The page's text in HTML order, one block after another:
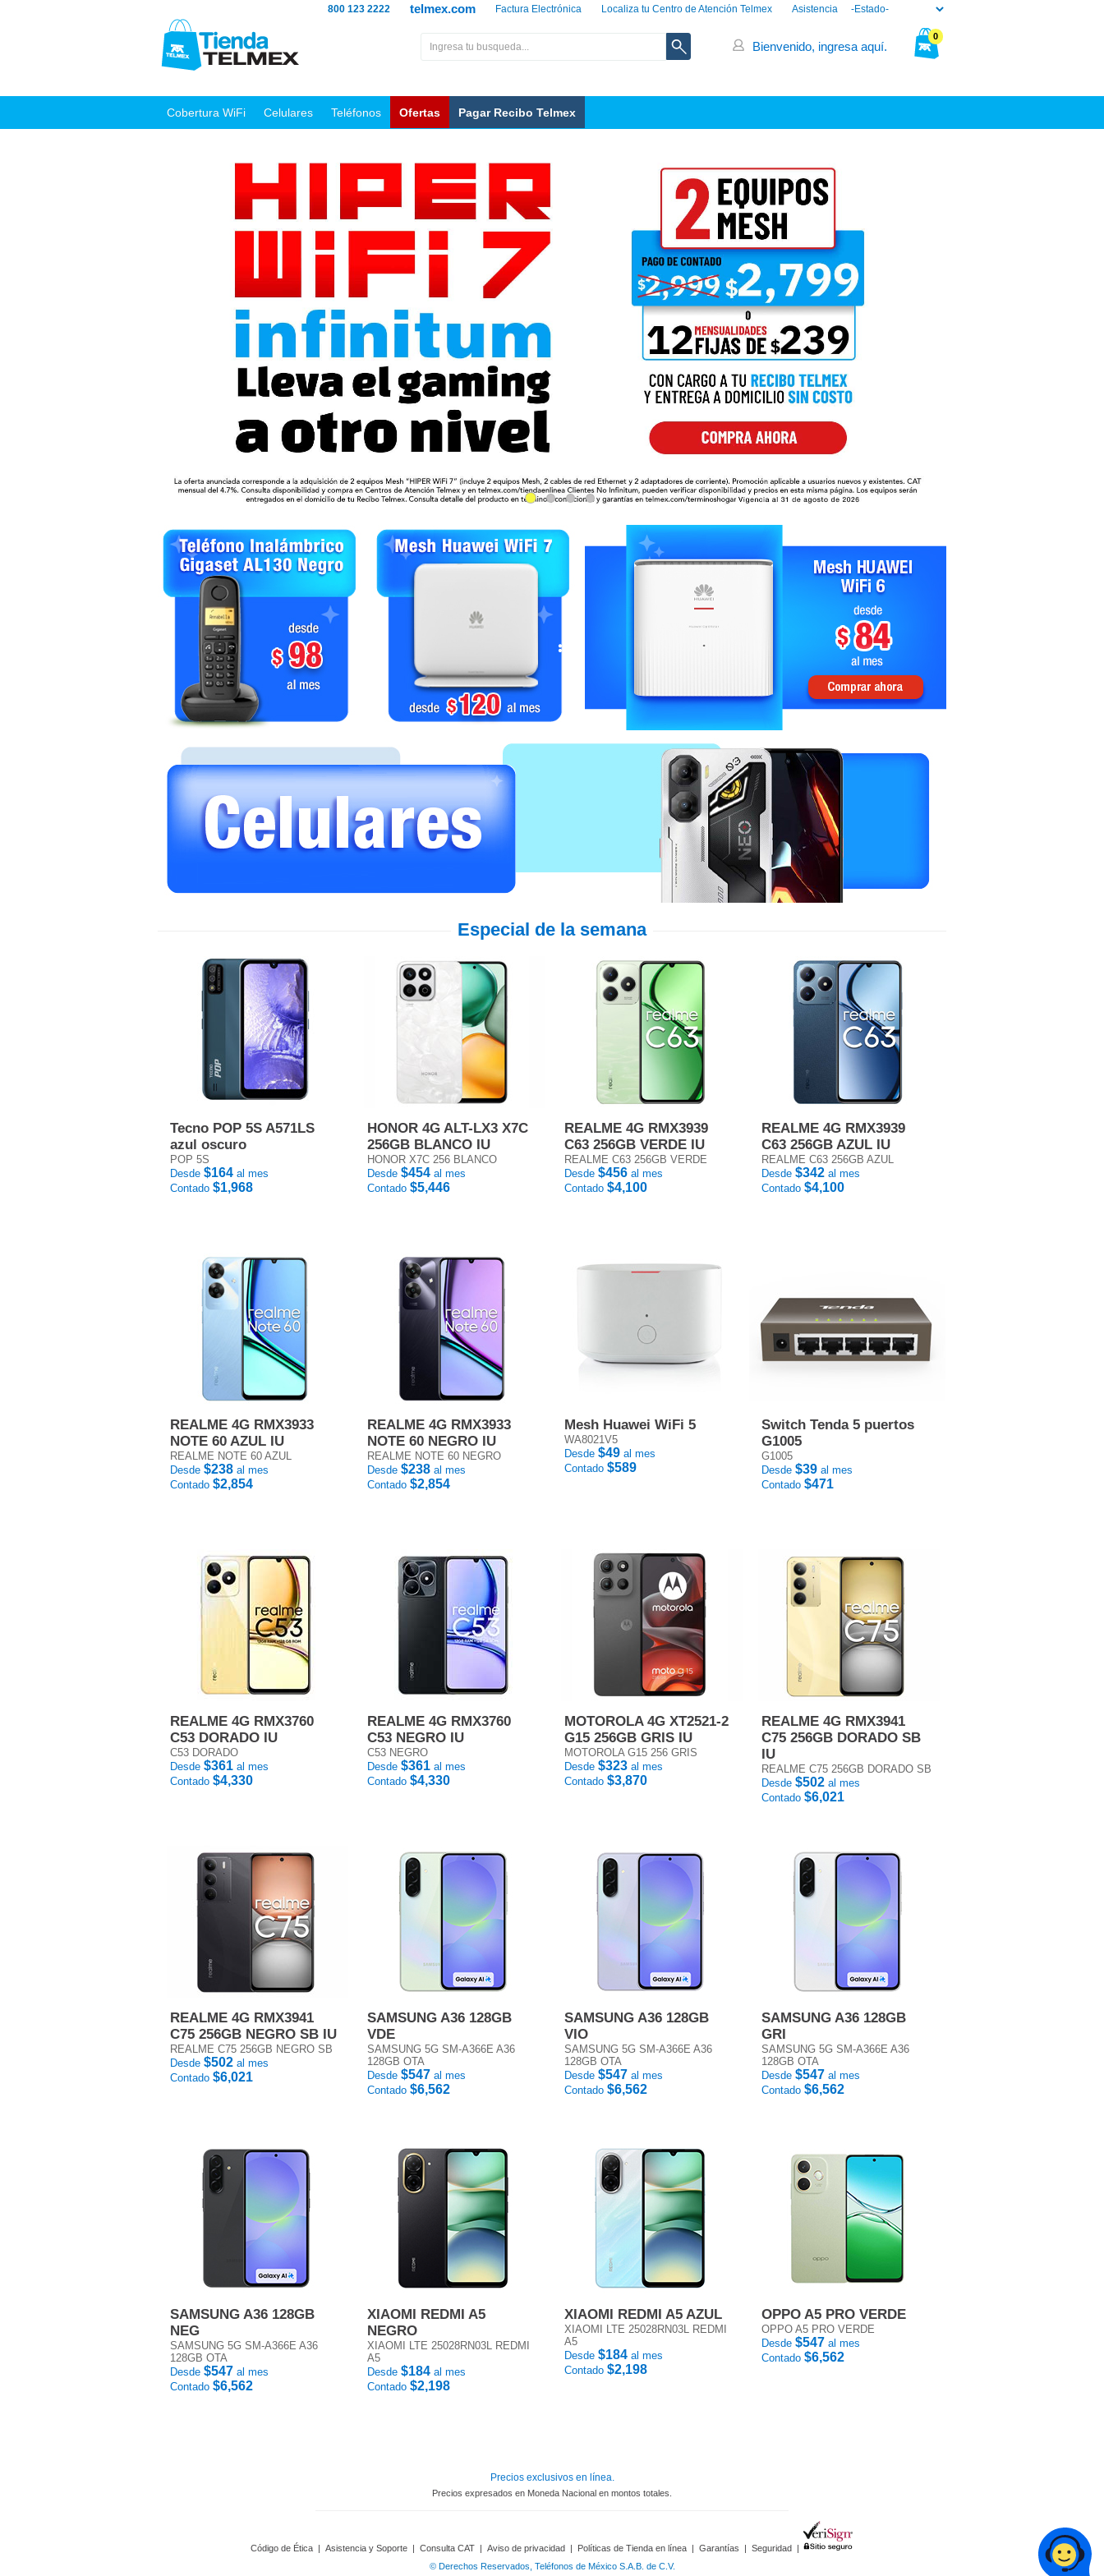
Asistencia
Localiza tu Centro de Atención Telmex
Factura Electrónica
telmex.com
800 123 2222
0
Bienvenido, ingresa aquí.
Cobertura WiFi Celulares Teléfonos Ofertas Pagar Recibo Telmex
Especial de la semana
Tecno POP 5S A571LS
azul oscuro
POP 5S
Desde $164 al mes
Contado $1,968
HONOR 4G ALT-LX3 X7C
256GB BLANCO IU
HONOR X7C 256 BLANCO
Desde $454 al mes
Contado $5,446
REALME 4G RMX3939
C63 256GB VERDE IU
REALME C63 256GB VERDE
Desde $456 al mes
Contado $4,100
REALME 4G RMX3939
C63 256GB AZUL IU
REALME C63 256GB AZUL
Desde $342 al mes
Contado $4,100
REALME 4G RMX3933
NOTE 60 AZUL IU
REALME NOTE 60 AZUL
Desde $238 al mes
Contado $2,854
REALME 4G RMX3933
NOTE 60 NEGRO IU
REALME NOTE 60 NEGRO
Desde $238 al mes
Contado $2,854
Mesh Huawei WiFi 5
WA8021V5
Desde $49 al mes
Contado $589
Switch Tenda 5 puertos
G1005
G1005
Desde $39 al mes
Contado $471
REALME 4G RMX3760
C53 DORADO IU
C53 DORADO
Desde $361 al mes
Contado $4,330
REALME 4G RMX3760
C53 NEGRO IU
C53 NEGRO
Desde $361 al mes
Contado $4,330
MOTOROLA 4G XT2521-2
G15 256GB GRIS IU
MOTOROLA G15 256 GRIS
Desde $323 al mes
Contado $3,870
REALME 4G RMX3941
C75 256GB DORADO SB
IU
REALME C75 256GB DORADO SB
Desde $502 al mes
Contado $6,021
REALME 4G RMX3941
C75 256GB NEGRO SB IU
REALME C75 256GB NEGRO SB
Desde $502 al mes
Contado $6,021
SAMSUNG A36 128GB
VDE
SAMSUNG 5G SM-A366E A36
128GB OTA
Desde $547 al mes
Contado $6,562
SAMSUNG A36 128GB
VIO
SAMSUNG 5G SM-A366E A36
128GB OTA
Desde $547 al mes
Contado $6,562
SAMSUNG A36 128GB
GRI
SAMSUNG 5G SM-A366E A36
128GB OTA
Desde $547 al mes
Contado $6,562
SAMSUNG A36 128GB
NEG
SAMSUNG 5G SM-A366E A36
128GB OTA
Desde $547 al mes
Contado $6,562
XIAOMI REDMI A5
NEGRO
XIAOMI LTE 25028RN03L REDMI
A5
Desde $184 al mes
Contado $2,198
XIAOMI REDMI A5 AZUL
XIAOMI LTE 25028RN03L REDMI
A5
Desde $184 al mes
Contado $2,198
OPPO A5 PRO VERDE
OPPO A5 PRO VERDE
Desde $547 al mes
Contado $6,562
Precios exclusivos en línea.
Precios expresados en Moneda Nacional en montos totales.
Código de Ética | Asistencia y Soporte | Consulta CAT | Aviso de privacidad | Políticas de Tienda en línea | Garantías | Seguridad |
© Derechos Reservados, Teléfonos de México S.A.B. de C.V.